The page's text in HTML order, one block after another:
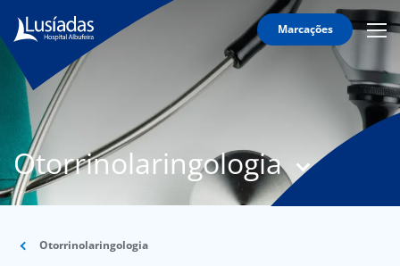
Marcações
Lusíadas
Hospitais
e
Clínicas
Clínico
Otorrinolaringologia
Otorrinolaringologia